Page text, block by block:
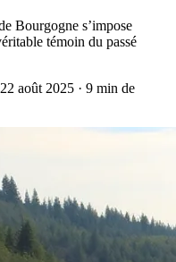
Bourgogne s’impose
témoin du passé
août 2025 · 9 min de